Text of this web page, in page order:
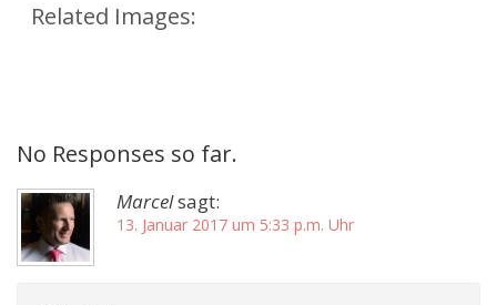
Related Images:
No Responses so far.
Marcelsagt:
13. Januar 2017 um 5:33 p.m. Uhr